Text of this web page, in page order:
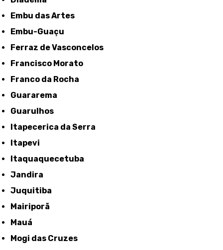
Embu das Artes
Embu-Guaçu
Ferraz de Vasconcelos
Francisco Morato
Franco da Rocha
Guararema
Guarulhos
Itapecerica da Serra
Itapevi
Itaquaquecetuba
Jandira
Juquitiba
Mairiporã
Mauá
Mogi das Cruzes